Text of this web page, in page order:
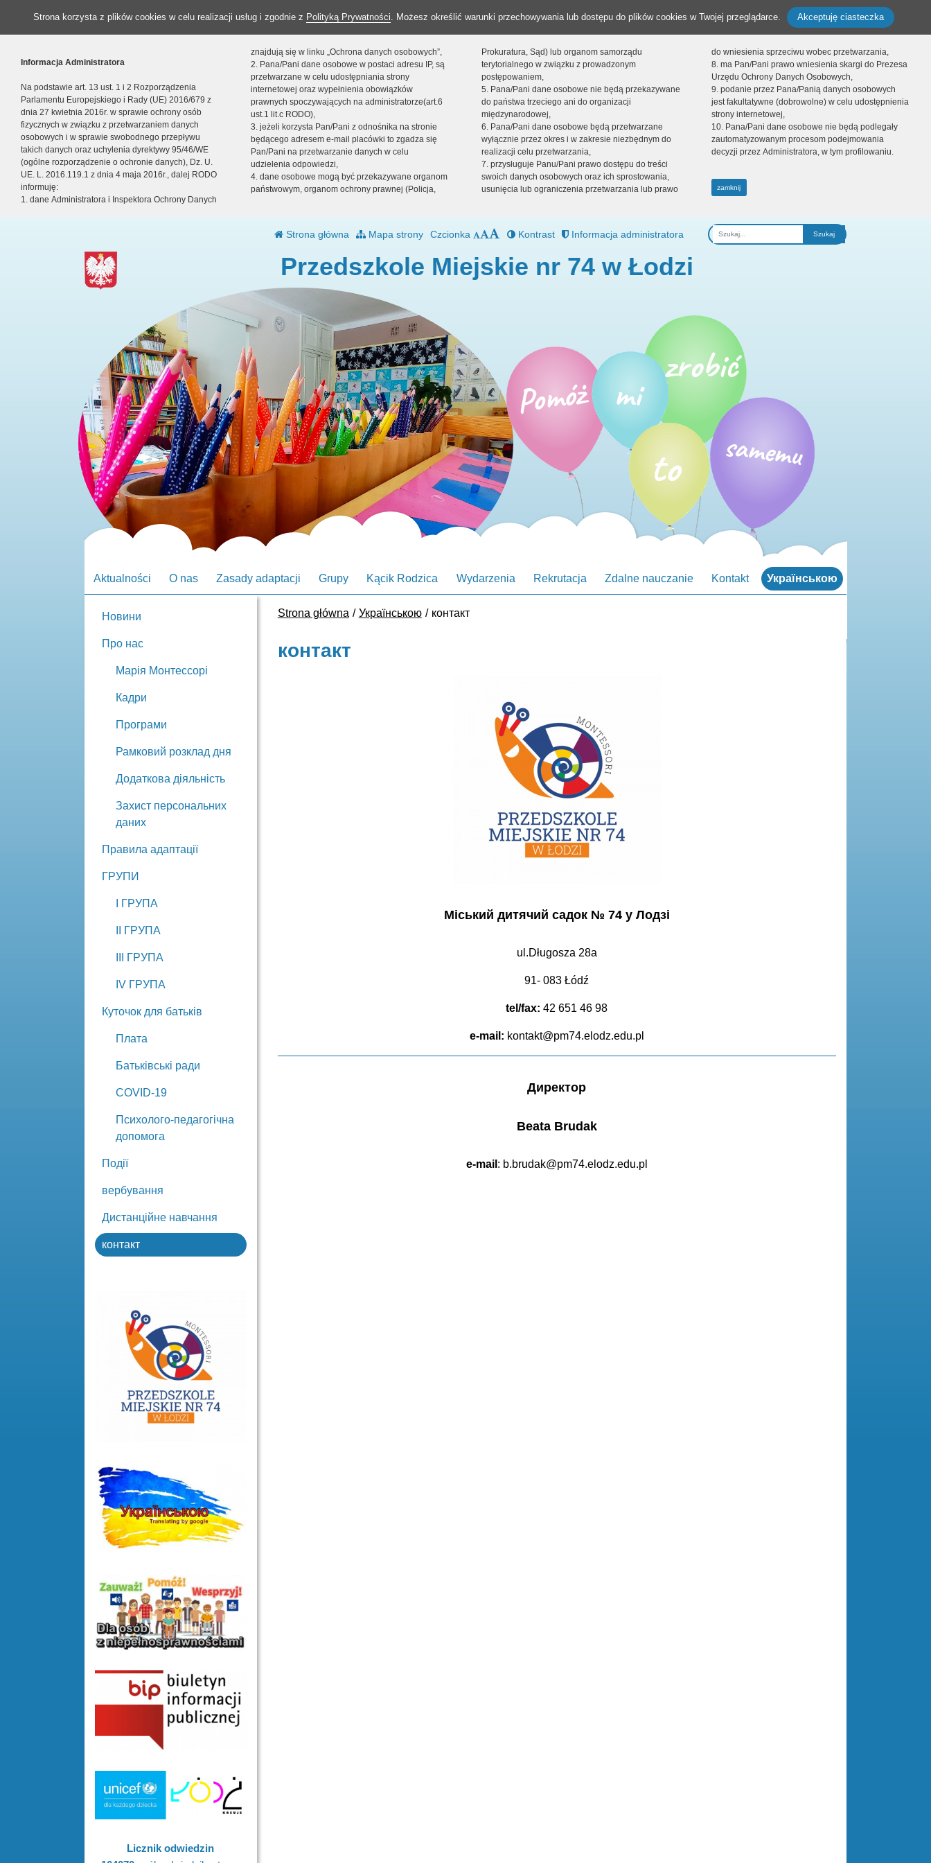
Strona korzysta z plików cookies w celu realizacji usług i zgodnie z Polityką Prywatności. Możesz określić warunki przechowywania lub dostępu do plików cookies w Twojej przeglądarce. Akceptuję ciasteczka
Informacja Administratora
Na podstawie art. 13 ust. 1 i 2 Rozporządzenia
Parlamentu Europejskiego i Rady (UE) 2016/679 z
dnia 27 kwietnia 2016r. w sprawie ochrony osób
fizycznych w związku z przetwarzaniem danych
osobowych i w sprawie swobodnego przepływu
takich danych oraz uchylenia dyrektywy 95/46/WE
(ogólne rozporządzenie o ochronie danych), Dz. U.
UE. L. 2016.119.1 z dnia 4 maja 2016r., dalej RODO
informuję:
1. dane Administratora i Inspektora Ochrony Danych
znajdują się w linku „Ochrona danych osobowych”,
2. Pana/Pani dane osobowe w postaci adresu IP, są
przetwarzane w celu udostępniania strony
internetowej oraz wypełnienia obowiązków
prawnych spoczywających na administratorze(art.6
ust.1 lit.c RODO),
3. jeżeli korzysta Pan/Pani z odnośnika na stronie
będącego adresem e-mail placówki to zgadza się
Pan/Pani na przetwarzanie danych w celu
udzielenia odpowiedzi,
4. dane osobowe mogą być przekazywane organom
państwowym, organom ochrony prawnej (Policja,
Prokuratura, Sąd) lub organom samorządu
terytorialnego w związku z prowadzonym
postępowaniem,
5. Pana/Pani dane osobowe nie będą przekazywane
do państwa trzeciego ani do organizacji
międzynarodowej,
6. Pana/Pani dane osobowe będą przetwarzane
wyłącznie przez okres i w zakresie niezbędnym do
realizacji celu przetwarzania,
7. przysługuje Panu/Pani prawo dostępu do treści
swoich danych osobowych oraz ich sprostowania,
usunięcia lub ograniczenia przetwarzania lub prawo
do wniesienia sprzeciwu wobec przetwarzania,
8. ma Pan/Pani prawo wniesienia skargi do Prezesa
Urzędu Ochrony Danych Osobowych,
9. podanie przez Pana/Panią danych osobowych
jest fakultatywne (dobrowolne) w celu udostępnienia
strony internetowej,
10. Pana/Pani dane osobowe nie będą podlegały
zautomatyzowanym procesom podejmowania
decyzji przez Administratora, w tym profilowaniu.
zamknij
Strona główna Mapa strony Czcionka Kontrast Informacja administratora
Fraza
Przedszkole Miejskie nr 74 w Łodzi
Aktualności O nas Zasady adaptacji Grupy Kącik Rodzica Wydarzenia Rekrutacja Zdalne nauczanie Kontakt Українською
Strona główna Українською контакт
контакт
Міський дитячий садок № 74 у Лодзі
ul.Długosza 28a
91- 083 Łódź
tel/fax: 42 651 46 98
e-mail: kontakt@pm74.elodz.edu.pl
Директор
Beata Brudak
e-mail : b.brudak@pm74.elodz.edu.pl
Новини
Про нас
Марія Монтессорі
Кадри
Програми
Рамковий розклад дня
Додаткова діяльність
Захист персональних
даних
Правила адаптації
ГРУПИ
І ГРУПА
ІІ ГРУПА
ІІI ГРУПА
IV ГРУПА
Куточок для батьків
Плата
Батьківські ради
COVID-19
Психолого-педагогічна
допомога
Події
вербування
Дистанційне навчання
контакт
Licznik odwiedzin